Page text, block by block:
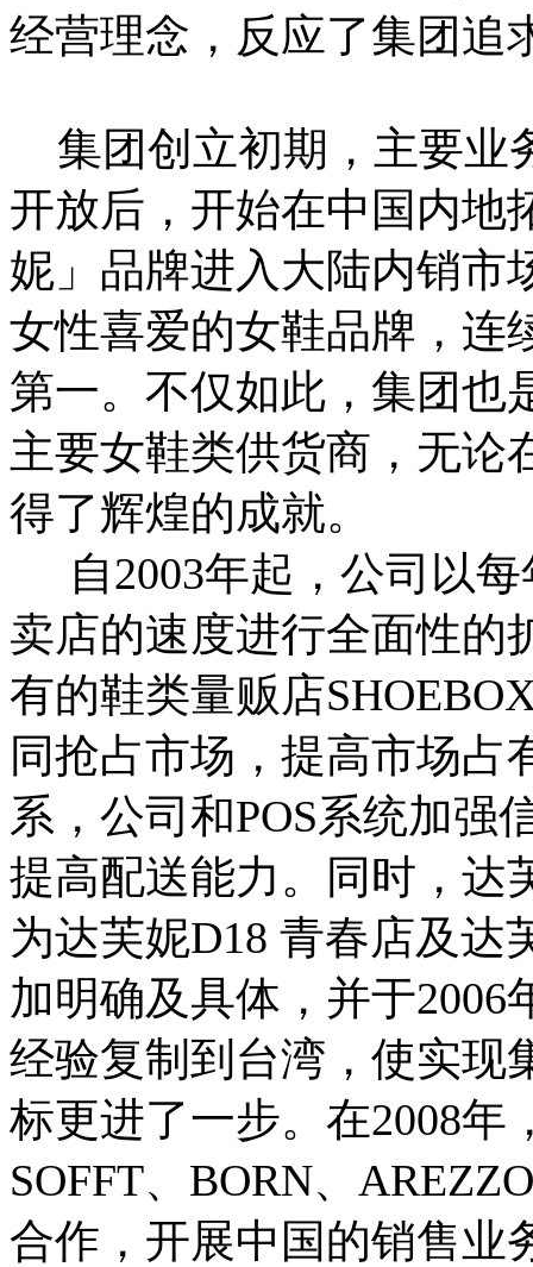
经营理念，反应了集团追
集团创立初期，主要业
开放后，开始在中国内地
妮」品牌进入大陆内销市
女性喜爱的女鞋品牌，连
第一。不仅如此，集团也
主要女鞋类供货商，无论
得了辉煌的成就。
自2003年起，公司以每
卖店的速度进行全面性的
有的鞋类量贩店
同抢占市场，提高市场占
系，公司和POS系统加强
提高配送能力。同时，达
为达芙妮D18 青春店及达
加明确及具体，并于
经验复制到台湾，使实现
标更进了一步。在2008
SOFFT、BORN、
合作，开展中国的销售业